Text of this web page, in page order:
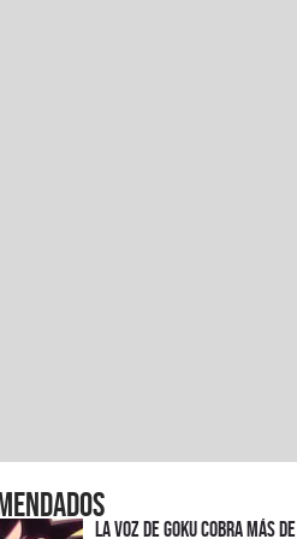
La voz de Goku cobra más de